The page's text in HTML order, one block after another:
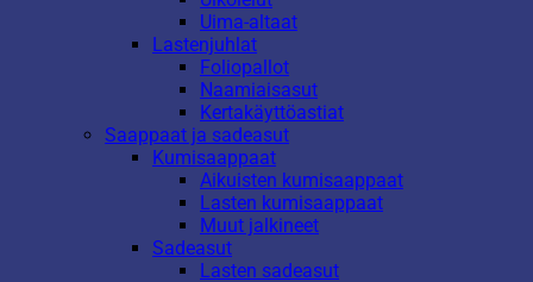
Uima-altaat
Lastenjuhlat
Foliopallot
Naamiaisasut
Kertakäyttöastiat
Saappaat ja sadeasut
Kumisaappaat
Aikuisten kumisaappaat
Lasten kumisaappaat
Muut jalkineet
Sadeasut
Lasten sadeasut